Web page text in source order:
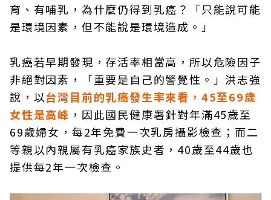
育、有哺乳，為什麼仍得到乳癌？「只能說可能
是環境因素，但不能說是環境造成。」
乳癌若早期發現，存活率相當高，所以危險因子
非絕對因素，「重要是自己的警覺性。」洪志強
說，以台灣目前的乳癌發生率來看，45至69歲
女性是高峰 ，因此國民健康署針對年滿45歲至
69歲婦女，每2年免費一次乳房攝影檢查；而二
等親以內親屬有乳癌家族史者，40歲至44歲也
提供每2年一次檢查。